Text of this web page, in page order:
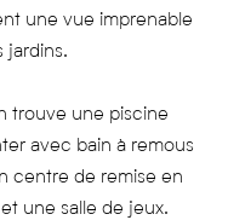
une vue imprenable
jardins.
trouve une piscine
avec bain à remous
centre de remise en
une salle de jeux.